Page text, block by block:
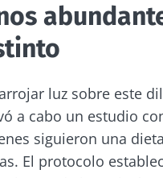
luz sobre este
a cabo un estudio
siguieron una
El protocolo